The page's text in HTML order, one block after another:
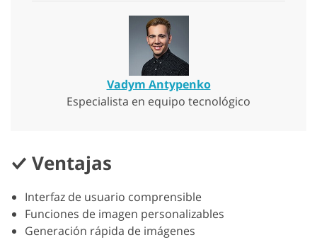
Vadym Antypenko
Especialista en equipo tecnológico
Ventajas
Interfaz de usuario comprensible
Funciones de imagen personalizables
Generación rápida de imágenes